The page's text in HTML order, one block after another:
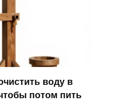
воду в
потом пить